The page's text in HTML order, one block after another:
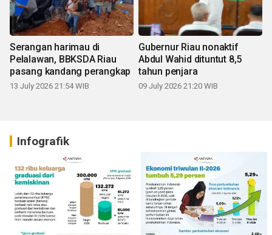
Serangan harimau di
Pelalawan, BBKSDA Riau
pasang kandang perangkap
13 July 2026 21:54 WIB
Gubernur Riau nonaktif
Abdul Wahid dituntut 8,5
tahun penjara
09 July 2026 21:20 WIB
Infografik